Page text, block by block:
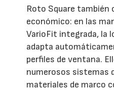
Roto Square también
económico: en las
VarioFit integrada, la
adapta
perfiles de ventana.
numerosos sistemas
materiales de marco